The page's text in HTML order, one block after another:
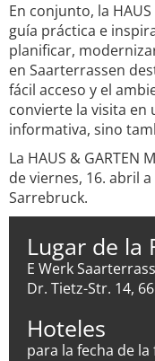
En conjunto, la HAUS
guía práctica e
planificar,
en Saarterrassen
fácil acceso y el
convierte la visita en
informativa, sino
La HAUS & GARTEN
de viernes, 16. abril
Sarrebruck.
Lugar de la
E Werk
Dr. Tietz-Str. 14,
Hoteles
para la fecha de